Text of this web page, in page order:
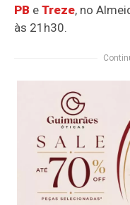
PB eTreze, no
às 21h30.